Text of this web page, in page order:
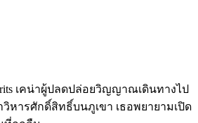
เคน่าผู้ปลดปล่อยวิญญาณเดินทางไป
หารศักดิ์สิทธิ์บนภูเขา เธอพยายามเปิด